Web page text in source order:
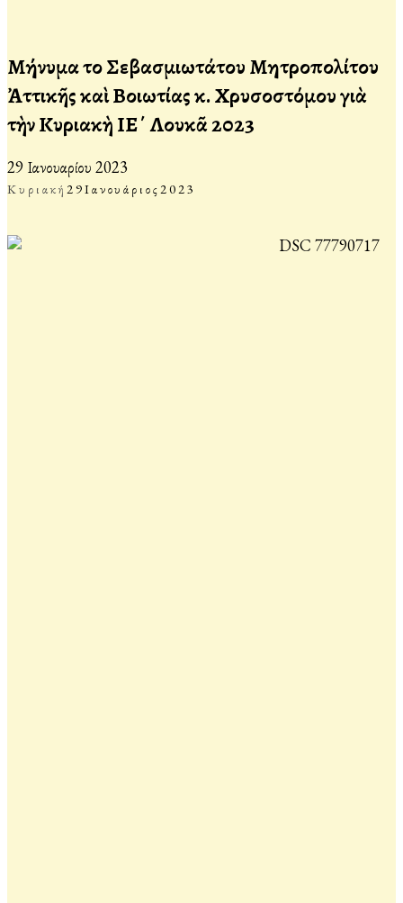
Μήνυμα τοῦ Σεβασμιωτάτου Μητροπολίτου
Ἀττικῆς καὶ Βοιωτίας κ. Χρυσοστόμου γιὰ
τὴν Κυριακὴ ΙΕ΄ Λουκᾶ 2023
29 Ιανουαρίου 2023
Κυριακή29Ιανουάριος2023